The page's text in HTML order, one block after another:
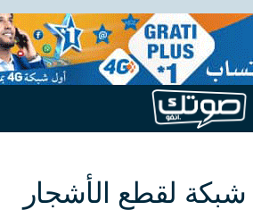
لقطع الأشجار